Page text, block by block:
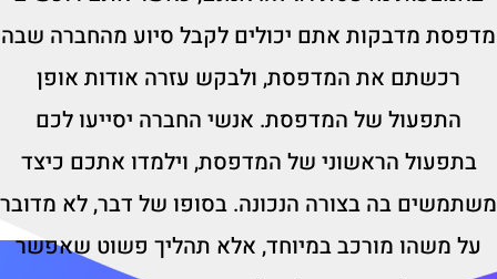
מדפסת מדבקות אתם יכולים לקבל סיוע מהחברה שבה
רכשתם את המדפסת, ולבקש עזרה אודות אופן
התפעול של המדפסת. אנשי החברה יסייעו לכם
בתפעול הראשוני של המדפסת, וילמדו אתכם כיצד
משתמשים בה בצורה הנכונה. בסופו של דבר, לא מדובר
על משהו מורכב במיוחד, אלא תהליך פשוט שאפשר